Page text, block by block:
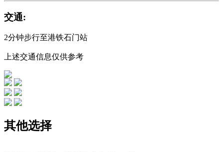
交通:
2分钟步行至港铁石门站
上述交通信息仅供参考
其他选择